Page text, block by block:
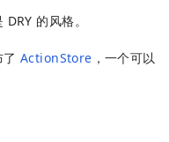
的风格。
ActionStore ，一个可以